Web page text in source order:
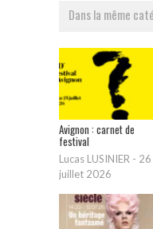
Dans la même
Avignon : carnet de
festival
Lucas LUSINIER - 26
juillet 2026